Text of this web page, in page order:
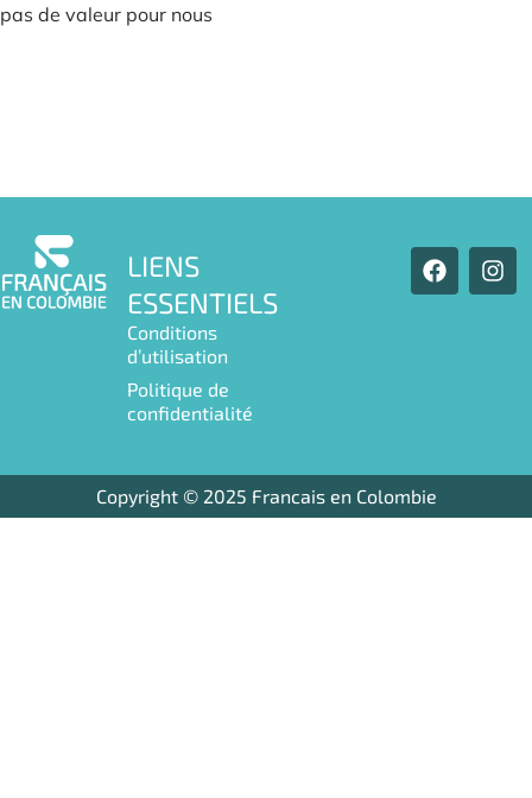
pas de valeur pour nous
LIENS
ESSENTIELS
Conditions
d’utilisation
Politique de
confidentialité
F
a
I
n
Copyright © 2025 Francais en Colombie